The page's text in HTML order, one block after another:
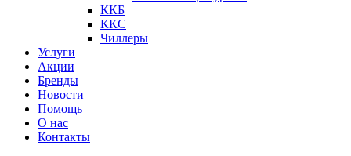
ККБ
ККС
Чиллеры
Услуги
Акции
Бренды
Новости
Помощь
О нас
Контакты